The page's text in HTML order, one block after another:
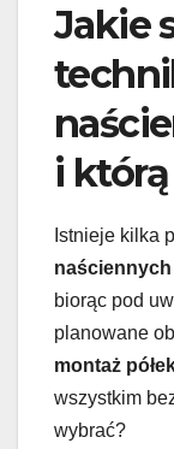
Jakie
i
Istnieje kilka
naściennych
biorąc pod
planowane
montaż
wszystkim
wybrać?